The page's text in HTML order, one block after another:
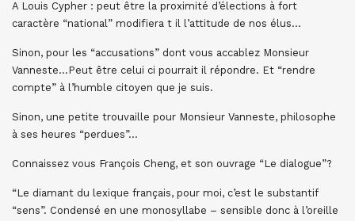
A Louis Cypher : peut être la proximité d’élections à fort
caractère “national” modifiera t il l’attitude de nos élus…
Sinon, pour les “accusations” dont vous accablez Monsieur
Vanneste…Peut être celui ci pourrait il répondre. Et “rendre
compte” à l’humble citoyen que je suis.
Sinon, une petite trouvaille pour Monsieur Vanneste, philosophe
à ses heures “perdues”…
Connaissez vous François Cheng, et son ouvrage “Le dialogue”?
“Le diamant du lexique français, pour moi, c’est le substantif
“sens”. Condensé en une monosyllabe – sensible donc à l’oreille